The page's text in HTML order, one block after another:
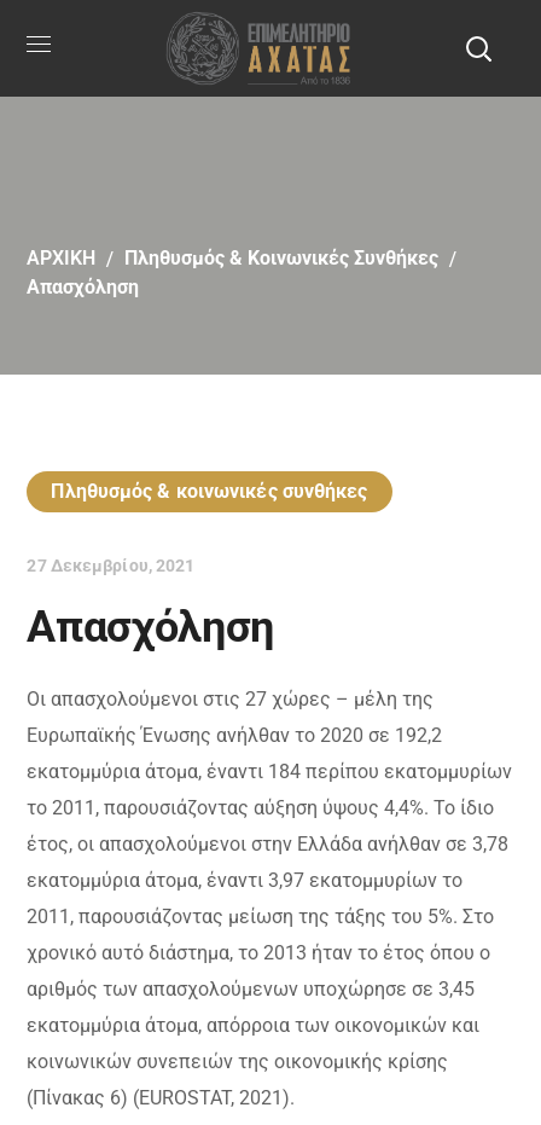
ΑΡΧΙΚΗ
Πληθυσμός & Κοινωνικές Συνθήκες
Απασχόληση
Πληθυσμός & κοινωνικές συνθήκες
27 Δεκεμβρίου, 2021
Απασχόληση
Οι απασχολούμενοι στις 27 χώρες – μέλη της
Ευρωπαϊκής Ένωσης ανήλθαν το 2020 σε 192,2
εκατομμύρια άτομα, έναντι 184 περίπου εκατομμυρίων
το 2011, παρουσιάζοντας αύξηση ύψους 4,4%. Το ίδιο
έτος, οι απασχολούμενοι στην Ελλάδα ανήλθαν σε 3,78
εκατομμύρια άτομα, έναντι 3,97 εκατομμυρίων το
2011, παρουσιάζοντας μείωση της τάξης του 5%. Στο
χρονικό αυτό διάστημα, το 2013 ήταν το έτος όπου ο
αριθμός των απασχολούμενων υποχώρησε σε 3,45
εκατομμύρια άτομα, απόρροια των οικονομικών και
κοινωνικών συνεπειών της οικονομικής κρίσης
(Πίνακας 6) (EUROSTAT, 2021).